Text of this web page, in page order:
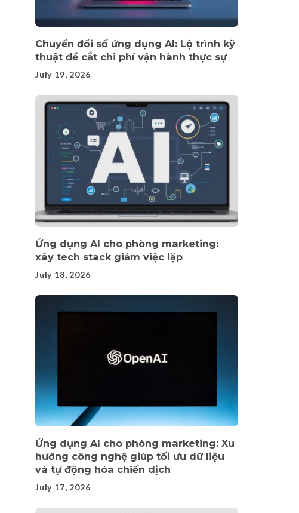
Chuyển đổi số ứng dụng AI: Lộ trình kỹ
thuật để cắt chi phí vận hành thực sự
July 19, 2026
Ứng dụng AI cho phòng marketing:
xây tech stack giảm việc lặp
July 18, 2026
Ứng dụng AI cho phòng marketing: Xu
hướng công nghệ giúp tối ưu dữ liệu
và tự động hóa chiến dịch
July 17, 2026